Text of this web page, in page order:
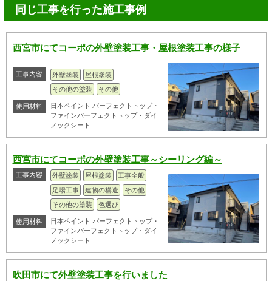
同じ工事を行った施工事例
西宮市にてコーポの外壁塗装工事・屋根塗装工事の様子
工事内容 外壁塗装
屋根塗装
その他の塗装
その他
使用材料
日本ペイント パーフェクトトップ・
ファインパーフェクトトップ・ダイ
ノックシート
西宮市にてコーポの外壁塗装工事～シーリング編～
工事内容 外壁塗装 屋根塗装
工事全般
足場工事
建物の構造
その他
その他の塗装
色選び
使用材料
日本ペイント パーフェクトトップ・
ファインパーフェクトトップ・ダイ
ノックシート
吹田市にて外壁塗装工事を行いました